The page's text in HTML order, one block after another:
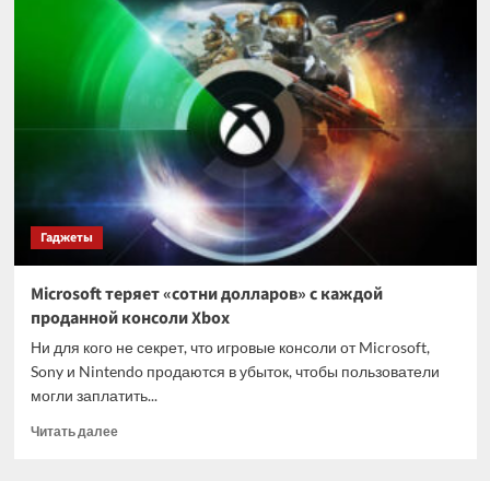
толщиной
0.17
мм
от
Apacer
способна
снизить
температуру
памяти
на
23°C
Гаджеты
Microsoft теряет «сотни долларов» с каждой
проданной консоли Xbox
Ни для кого не секрет, что игровые консоли от Microsoft,
Sony и Nintendo продаются в убыток, чтобы пользователи
могли заплатить...
Читать далееПрочитать